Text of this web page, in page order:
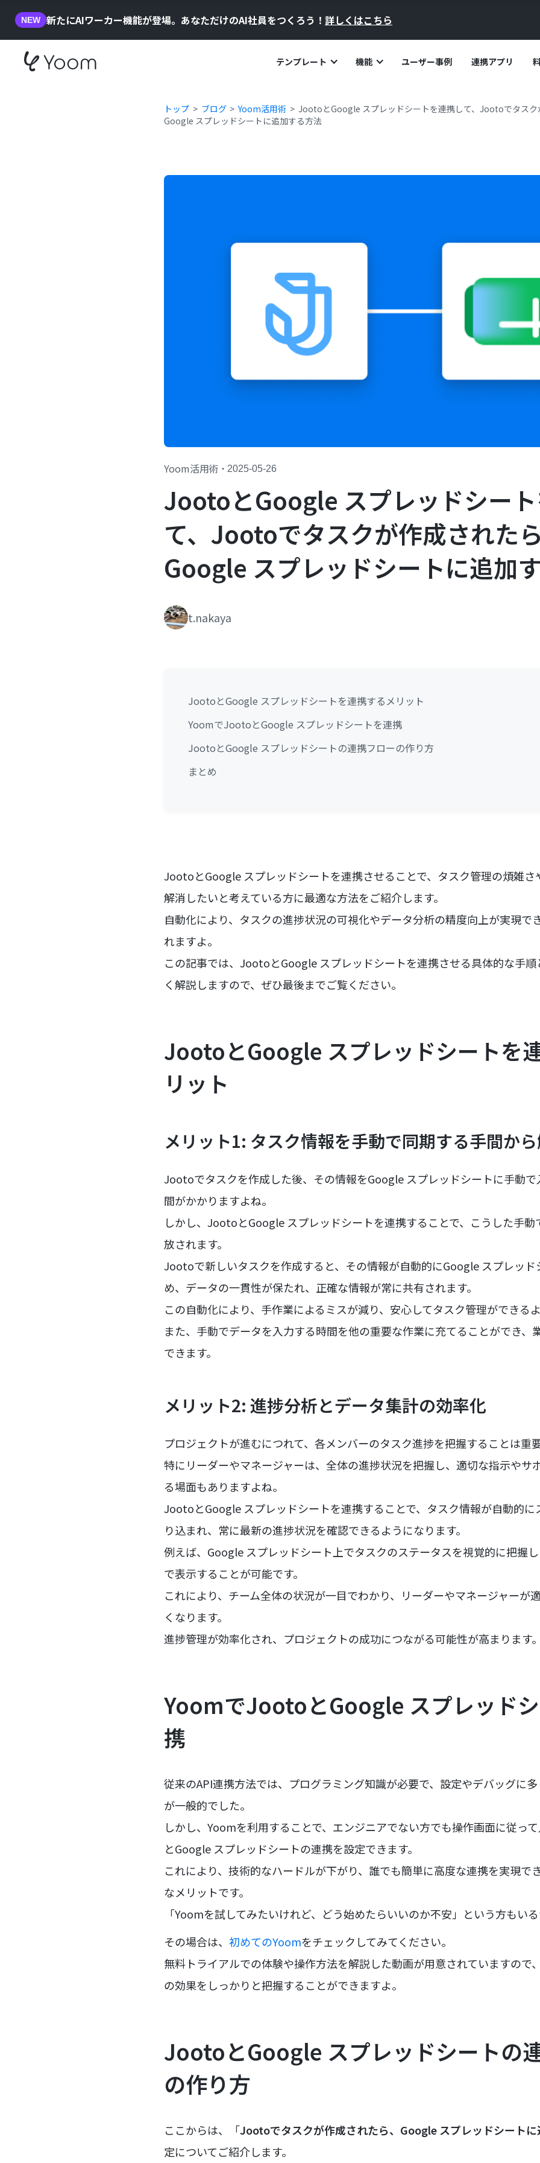
NEW 新たにAIワーカー機能が登場。あなただけのAI社員をつくろう！ 詳しくはこちら
テンプレート 機能 ユーザー事例 連携アプリ
トップ ブログ Yoom活用術
JootoとGoogle スプレッドシートを連携して、Jootoでタスク
Google スプレッドシートに追加する方法
Yoom活用術 ・ 2025-05-26
JootoとGoogle スプレッドシー
て、Jootoでタスクが作成された
Google スプレッドシートに追加
t.nakaya
JootoとGoogle スプレッドシートを連携するメリット
YoomでJootoとGoogle スプレッドシートを連携
JootoとGoogle スプレッドシートの連携フローの作り方
まとめ
JootoとGoogle スプレッドシートを連携させることで、タスク管理の煩雑さ
解消したいと考えている方に最適な方法をご紹介します。
自動化により、タスクの進捗状況の可視化やデータ分析の精度向上が実現で
れますよ。
この記事では、JootoとGoogle スプレッドシートを連携させる具体的な手
く解説しますので、ぜひ最後までご覧ください。
JootoとGoogle スプレッドシートを
リット
メリット1: タスク情報を手動で同期する手間か
Jootoでタスクを作成した後、その情報をGoogle スプレッドシートに手動
間がかかりますよね。
しかし、JootoとGoogle スプレッドシートを連携することで、こうした手
放されます。
Jootoで新しいタスクを作成すると、その情報が自動的にGoogle スプレッ
め、データの一貫性が保たれ、正確な情報が常に共有されます。
この自動化により、手作業によるミスが減り、安心してタスク管理ができる
また、手動でデータを入力する時間を他の重要な作業に充てることができ、
できます。
メリット2: 進捗分析とデータ集計の効率化
プロジェクトが進むにつれて、各メンバーのタスク進捗を把握することは重
特にリーダーやマネージャーは、全体の進捗状況を把握し、適切な指示やサ
る場面もありますよね。
JootoとGoogle スプレッドシートを連携することで、タスク情報が自動的に
り込まれ、常に最新の進捗状況を確認できるようになります。
例えば、Google スプレッドシート上でタスクのステータスを視覚的に把握
で表示することが可能です。
これにより、チーム全体の状況が一目でわかり、リーダーやマネージャーが
くなります。
進捗管理が効率化され、プロジェクトの成功につながる可能性が高まります
YoomでJootoとGoogle スプレッド
携
従来のAPI連携方法では、プログラミング知識が必要で、設定やデバッグに
が一般的でした。
しかし、Yoomを利用することで、エンジニアでない方でも操作画面に従っ
とGoogle スプレッドシートの連携を設定できます。
これにより、技術的なハードルが下がり、誰でも簡単に高度な連携を実現で
なメリットです。
「Yoomを試してみたいけれど、どう始めたらいいのか不安」という方もい
その場合は、 初めてのYoomをチェックしてみてください。
無料トライアルでの体験や操作方法を解説した動画が用意されていますので
の効果をしっかりと把握することができますよ。
JootoとGoogle スプレッドシートの
の作り方
ここからは、「Jootoでタスクが作成されたら、Google スプレッドシートに
定についてご紹介します。